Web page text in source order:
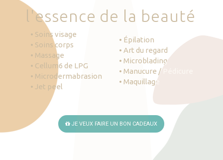
'essence de la beauté
• Soins visage
• Soins corps
• Massage
• Cellum6 de LPG
• Microdermabrasion
• Jet peel
• Épilation
• Art du regard
• Microblading
• Manucure / Pédicure
• Maquillage
JE VEUX FAIRE UN BON CADEAUX